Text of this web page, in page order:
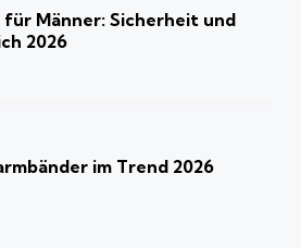
Männer: Sicherheit und
2026
im Trend 2026